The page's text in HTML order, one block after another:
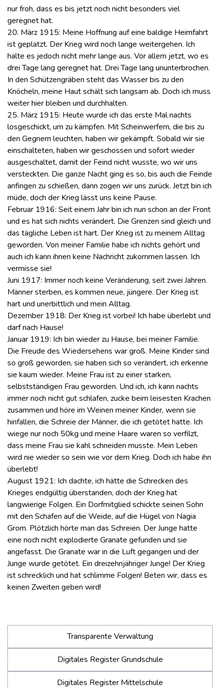
nur froh, dass es bis jetzt noch nicht besonders viel
geregnet hat.
20. März 1915: Meine Hoffnung auf eine baldige Heimfahrt
ist geplatzt. Der Krieg wird noch lange weitergehen. Ich
halte es jedoch nicht mehr lange aus. Vor allem jetzt, wo es
drei Tage lang geregnet hat. Drei Tage lang ununterbrochen.
In den Schützengräben steht das Wasser bis zu den
Knöcheln, meine Haut schält sich langsam ab. Doch ich muss
weiter hier bleiben und durchhalten.
25. März 1915: Heute wurde ich das erste Mal nachts
losgeschickt, um zu kämpfen. Mit Scheinwerfern, die bis zu
den Gegnern leuchten, haben wir gekämpft. Sobald wir sie
einschalteten, haben wir geschossen und sofort wieder
ausgeschaltet, damit der Feind nicht wusste, wo wir uns
versteckten. Die ganze Nacht ging es so, bis auch die Feinde
anfingen zu schießen, dann zogen wir uns zurück. Jetzt bin ich
müde, doch der Krieg lässt uns keine Pause.
Februar 1916: Seit einem Jahr bin ich nun schon an der Front
und es hat sich nichts verändert. Die Grenzen sind gleich und
das tägliche Leben ist hart. Der Krieg ist zu meinem Alltag
geworden. Von meiner Familie habe ich nichts gehört und
auch ich kann ihnen keine Nachricht zukommen lassen. Ich
vermisse sie!
Juni 1917: Immer noch keine Veränderung, seit zwei Jahren.
Männer sterben, es kommen neue, jüngere. Der Krieg ist
hart und unerbittlich und mein Alltag.
Dezember 1918: Der Krieg ist vorbei! Ich habe überlebt und
darf nach Hause!
Januar 1919: Ich bin wieder zu Hause, bei meiner Familie.
Die Freude des Wiedersehens war groß. Meine Kinder sind
so groß geworden, sie haben sich so verändert, ich erkenne
sie kaum wieder. Meine Frau ist zu einer starken,
selbstständigen Frau geworden. Und ich, ich kann nachts
immer noch nicht gut schlafen, zucke beim leisesten Krachen
zusammen und höre im Weinen meiner Kinder, wenn sie
hinfallen, die Schreie der Männer, die ich getötet hatte. Ich
wiege nur noch 50kg und meine Haare waren so verfilzt,
dass meine Frau sie kahl schneiden musste. Mein Leben
wird nie wieder so sein wie vor dem Krieg. Doch ich habe ihn
überlebt!
August 1921: Ich dachte, ich hätte die Schrecken des
Krieges endgültig überstanden, doch der Krieg hat
langwierige Folgen. Ein Dorfmitglied schickte seinen Sohn
mit den Schafen auf die Weide, auf die Hügel von Nagia
Grom. Plötzlich hörte man das Schreien. Der Junge hatte
eine noch nicht explodierte Granate gefunden und sie
angefasst. Die Granate war in die Luft gegangen und der
Junge wurde getötet. Ein dreizehnjähriger Junge! Der Krieg
ist schrecklich und hat schlimme Folgen! Beten wir, dass es
keinen Zweiten geben wird!
Transparente Verwaltung
Digitales Register Grundschule
Digitales Register Mittelschule